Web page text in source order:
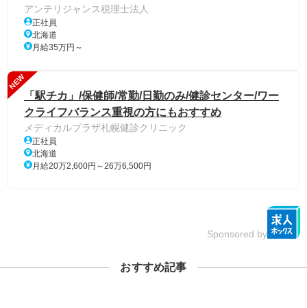
アンテリジャンス税理士法人
正社員
北海道
月給35万円～
NEW
「駅チカ」/保健師/常勤/日勤のみ/健診センター/ワー
クライフバランス重視の方にもおすすめ
メディカルプラザ札幌健診クリニック
正社員
北海道
月給20万2,600円～26万6,500円
Sponsored by
おすすめ記事